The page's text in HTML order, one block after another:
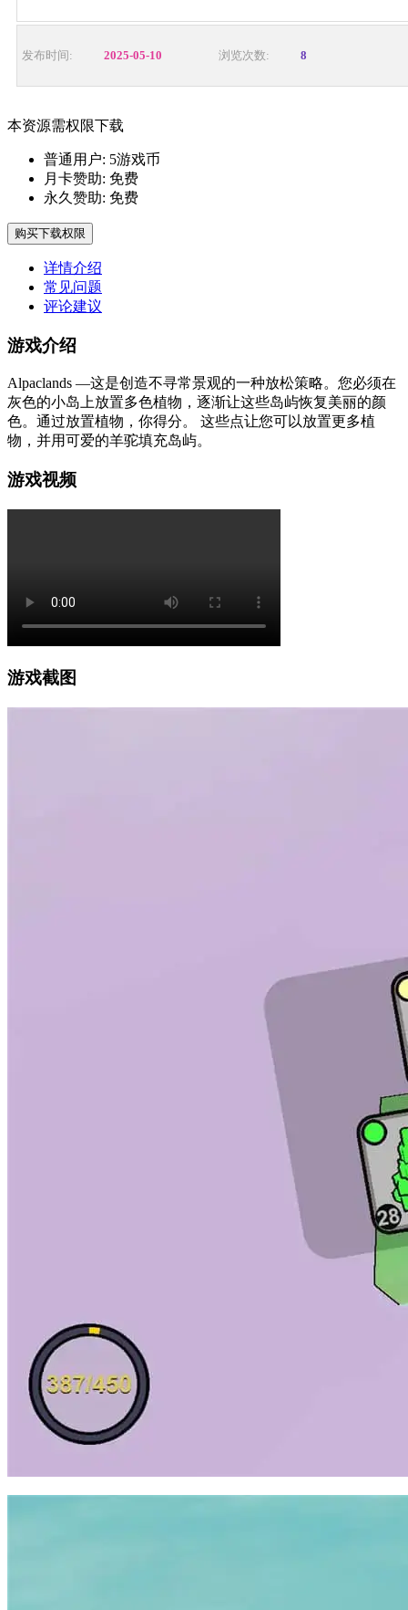
发布时间: 2025-05-10 浏览次数: 8
本资源需权限下载
普通用户: 5游戏币
月卡赞助: 免费
永久赞助: 免费
购买下载权限
详情介绍
常见问题
评论建议
游戏介绍
Alpaclands —这是创造不寻常景观的一种放松策略。您必须在
灰色的小岛上放置多色植物，逐渐让这些岛屿恢复美丽的颜
色。通过放置植物，你得分。 这些点让您可以放置更多植
物，并用可爱的羊驼填充岛屿。
游戏视频
游戏截图